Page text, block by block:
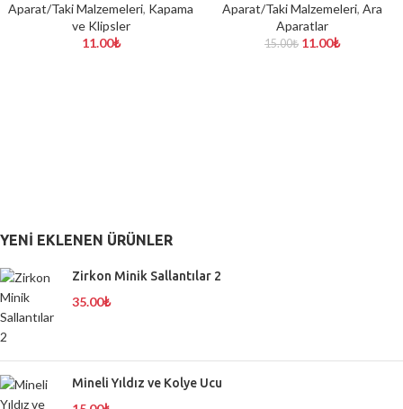
Aparat/Taki Malzemeleri, Kapama
ve Klipsler
11.00₺
Aparat/Taki Malzemeleri, Ara
Aparatlar
15.00₺ 11.00₺
YENI EKLENEN ÜRÜNLER
Zirkon Minik Sallantılar 2
35.00₺
Mineli Yıldız ve Kolye Ucu